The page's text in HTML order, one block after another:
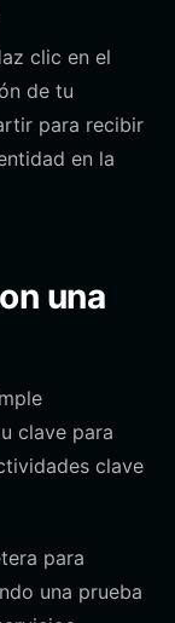
clic en el
de tu
para recibir
en la
una
clave para
clave
para
una prueba